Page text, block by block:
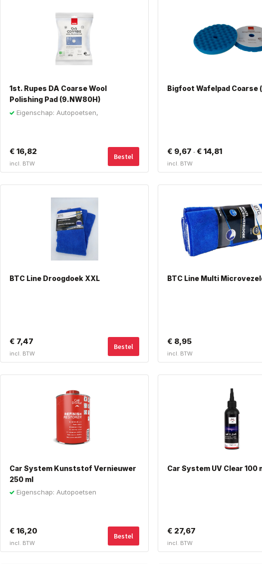
1st. Rupes DA Coarse Wool
Polishing Pad (9.NW80H)
Eigenschap: Autopoetsen,
€ 16,82
incl. BTW
Bestel
Bigfoot Wafelpad Coarse
€ 9,67 -€ 14,81Prijsklasse:
tot
incl. BTW
BTC Line Droogdoek XXL
€ 7,47
incl. BTW
Bestel
BTC Line Multi
€ 8,95
incl. BTW
Car System Kunststof Vernieuwer
250 ml
Eigenschap: Autopoetsen
€ 16,20
incl. BTW
Bestel
Car System UV Clear 100
€ 27,67
incl. BTW